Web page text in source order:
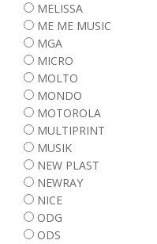
MELISSA
ME ME MUSIC
MGA
MICRO
MOLTO
MONDO
MOTOROLA
MULTIPRINT
MUSIK
NEW PLAST
NEWRAY
NICE
ODG
ODS